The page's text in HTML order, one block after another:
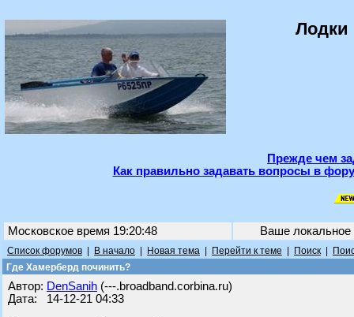
Лодки
Прежде чем
Как правильно задавать вопросы в
Московское время 19:20:48 Ваше
Список форумов В начало Новая тема Перейти к теме Поиск
Где Хамерберд починить?
Автор: DenSanih (---.broadband.corbina.ru)
Дата: 14-12-21 04:33